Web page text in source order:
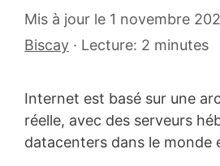
Mis à jour le 1 novembre
Biscay · Lecture: 2 minutes
Internet est basé sur une
réelle, avec des serveurs
datacenters dans le monde